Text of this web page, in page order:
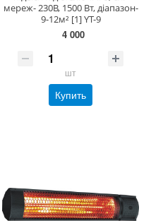
мереж- 230В, 1500 Вт, діапазон-
9-12м² [1] YT-9
4 000
шт
Купить